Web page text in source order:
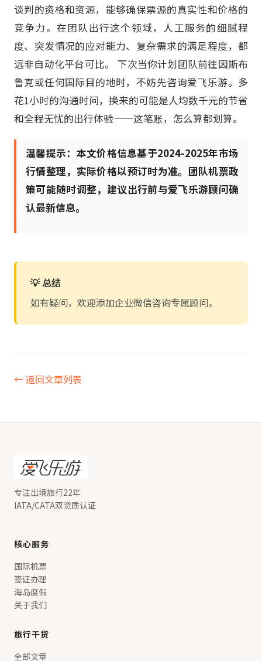
谈判的资格和资源，能够确保票源的真实性和价格的
竞争力。在团队出行这个领域，人工服务的细腻程
度、突发情况的应对能力、复杂需求的满足程度，都
远非自动化平台可比。 下次当你计划团队前往因斯布
鲁克或任何国际目的地时，不妨先咨询爱飞乐游。多
花1小时的沟通时间，换来的可能是人均数千元的节省
和全程无忧的出行体验——这笔账，怎么算都划算。
温馨提示：本文价格信息基于2024-2025年市场
行情整理，实际价格以预订时为准。团队机票政
策可能随时调整，建议出行前与爱飞乐游顾问确
认最新信息。
💡 总结
如有疑问，欢迎添加企业微信咨询专属顾问。
← 返回文章列表
专注出境旅行22年
IATA/CATA双资质认证
核心服务
国际机票
签证办理
海岛度假
关于我们
旅行干货
全部文章